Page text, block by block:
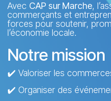
Avec CAP sur Marche,
commerçants et
forces pour soutenir,
l’économie locale.
Notre mission
✔️ Valoriser les
✔️ Organiser des